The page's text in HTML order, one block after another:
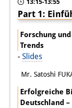
Former
Library
The
Please
13:15-13:55
Part 1:
Forschung
Trends
- Slides
Mr. Satoshi
Erfolgreiche
Deutschland